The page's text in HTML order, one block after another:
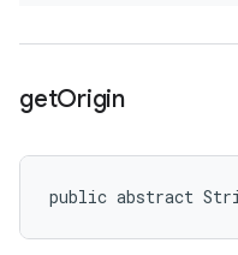
getOrigin
public abstract